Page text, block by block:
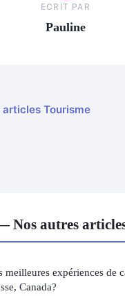
ECRIT PAR
Pauline
Tourisme
Nos autres
meilleures expériences de
Canada?